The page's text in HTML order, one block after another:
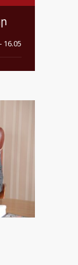
16.05